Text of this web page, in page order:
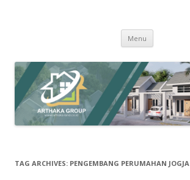
Menu Skip
content
TAG ARCHIVES: PENGEMBANG PERUMAHAN JOGJA